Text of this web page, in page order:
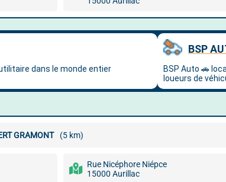
GRAMONT (5 km)
Rue Nicéphore Niépce
15000 Aurillac